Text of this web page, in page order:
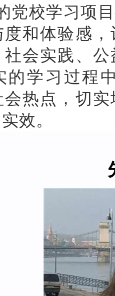
党校学习项
和体验感
会实践、
的学习过程
热点，切
效。